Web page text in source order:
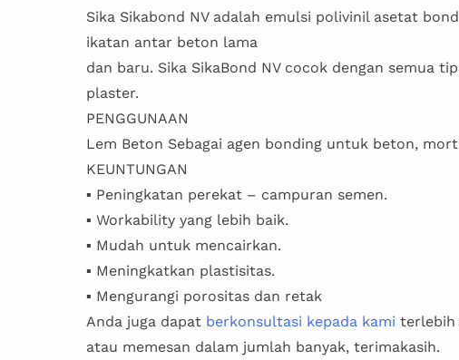
Sika Sikabond NV adalah emulsi polivinil asetat
ikatan antar beton lama
dan baru. Sika SikaBond NV cocok dengan semua
plaster.
PENGGUNAAN
Lem Beton Sebagai agen bonding untuk beton,
KEUNTUNGAN
▪ Peningkatan perekat – campuran semen.
▪ Workability yang lebih baik.
▪ Mudah untuk mencairkan.
▪ Meningkatkan plastisitas.
▪ Mengurangi porositas dan retak
Anda juga dapat berkonsultasi kepada kami terlebih
atau memesan dalam jumlah banyak, terimakasih.